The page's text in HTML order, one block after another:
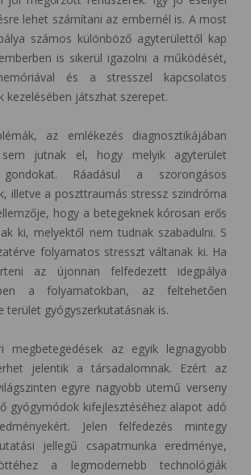
lehet számítani az embernél is. A most
számos különböző agyterülettől kap
is sikerül igazolni a működését,
és a stresszel kapcsolatos
kezelésében játszhat szerepet.
az emlékezés diagnosztikájában
jutnak el, hogy melyik agyterület
Ráadásul a szorongásos
illetve a poszttraumás stressz szindróma
hogy a betegeknek kórosan erős
ki, melyektől nem tudnak szabadulni. S
folyamatos stresszt váltanak ki. Ha
az újonnan felfedezett idegpálya
a folyamatokban, az feltehetően
terület gyógyszerkutatásnak is.
megbetegedések az egyik legnagyobb
jelentik a társadalomnak. Ezért az
egyre nagyobb ütemű verseny
gyógymódok kifejlesztéséhez alapot adó
Jelen felfedezés mintegy
jellegű csapatmunka eredménye,
a legmodernebb technológiák